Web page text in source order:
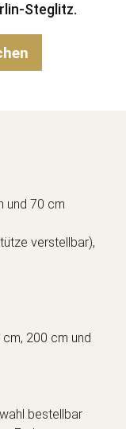
Steglitz.
und 70 cm
verstellbar),
200 cm und
bestellbar